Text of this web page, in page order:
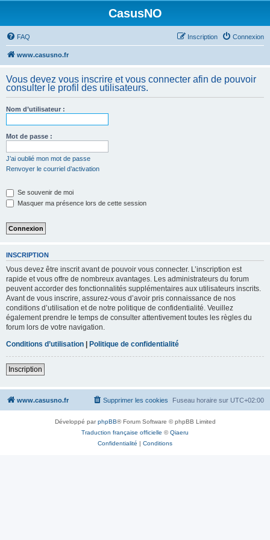
CasusNO
FAQ Connexion
Inscription
www.casusno.fr
Vous devez vous inscrire et vous connecter afin de pouvoir
consulter le profil des utilisateurs.
Nom d’utilisateur :
Mot de passe :
J’ai oublié mon mot de passe
Renvoyer le courriel d’activation
Se souvenir de moi
Masquer ma présence lors de cette session
INSCRIPTION
Vous devez être inscrit avant de pouvoir vous connecter. L’inscription est
rapide et vous offre de nombreux avantages. Les administrateurs du forum
peuvent accorder des fonctionnalités supplémentaires aux utilisateurs inscrits.
Avant de vous inscrire, assurez-vous d’avoir pris connaissance de nos
conditions d’utilisation et de notre politique de confidentialité. Veuillez
également prendre le temps de consulter attentivement toutes les règles du
forum lors de votre navigation.
Conditions d’utilisation | Politique de confidentialité
Inscription
www.casusno.fr Fuseau horaire sur UTC+02:00
Supprimer les cookies
Développé parphpBB® Forum Software © phpBB Limited
Traduction française officielle ©Qiaeru
Confidentialité | Conditions